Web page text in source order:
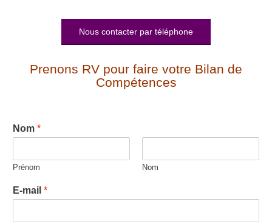
Nous contacter par téléphone
Prenons RV pour faire votre Bilan de
Compétences
Nom *
Prénom Nom
E-mail *